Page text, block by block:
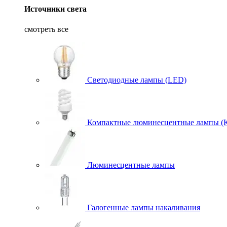
Источники света
смотреть все
Светодиодные лампы (LED)
Компактные люминесцентные лампы
Люминесцентные лампы
Галогенные лампы накаливания